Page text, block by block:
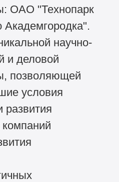
ОАО "Технопарк
Академгородка".
научно-
и деловой
позволяющей
условия
развития